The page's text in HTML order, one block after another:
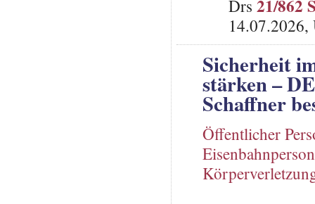
Drs 21/862
14.07.2026,
Sicherheit
stärken –
Schaffner
Öffentlicher